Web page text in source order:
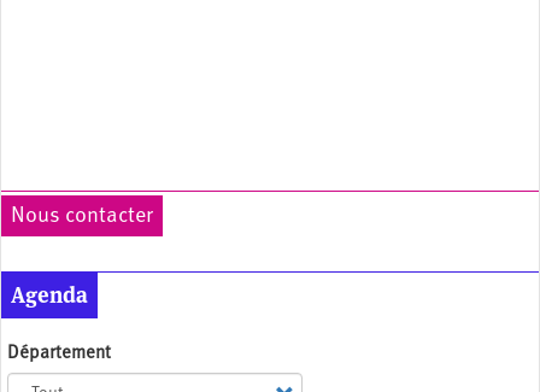
Nous contacter
Agenda
Département